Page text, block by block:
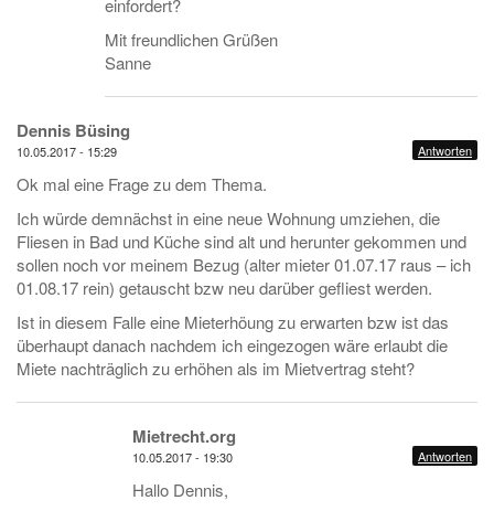
einfordert?
Mit freundlichen Grüßen
Sanne
Dennis Büsing
10.05.2017 - 15:29 Antworten
Ok mal eine Frage zu dem Thema.
Ich würde demnächst in eine neue Wohnung umziehen, die
Fliesen in Bad und Küche sind alt und herunter gekommen und
sollen noch vor meinem Bezug (alter mieter 01.07.17 raus – ich
01.08.17 rein) getauscht bzw neu darüber gefliest werden.
Ist in diesem Falle eine Mieterhöung zu erwarten bzw ist das
überhaupt danach nachdem ich eingezogen wäre erlaubt die
Miete nachträglich zu erhöhen als im Mietvertrag steht?
Mietrecht.org
10.05.2017 - 19:30 Antworten
Hallo Dennis,